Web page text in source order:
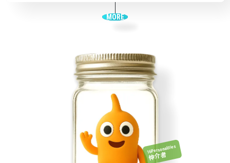
MORE
16Personalities
仲介者